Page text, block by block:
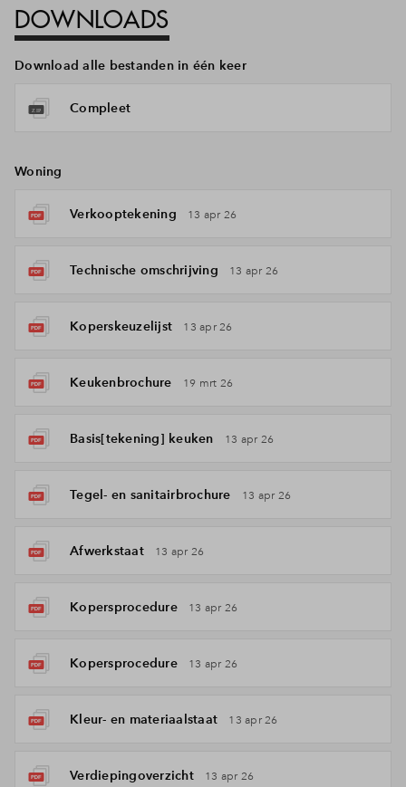
DOWNLOADS
Download alle bestanden in één keer
Compleet
Woning
Verkooptekening 13 apr 26
Technische omschrijving 13 apr 26
Koperskeuzelijst 13 apr 26
Keukenbrochure 19 mrt 26
Basis[tekening] keuken 13 apr 26
Tegel- en sanitairbrochure 13 apr 26
Afwerkstaat 13 apr 26
Kopersprocedure 13 apr 26
Kopersprocedure 13 apr 26
Kleur- en materiaalstaat 13 apr 26
Verdiepingoverzicht 13 apr 26